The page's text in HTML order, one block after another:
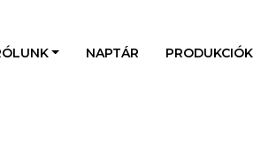
NAPTÁR PRODUKCIÓK